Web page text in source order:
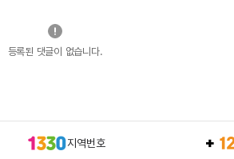
등록된 댓글이 없습니다.
지역번호